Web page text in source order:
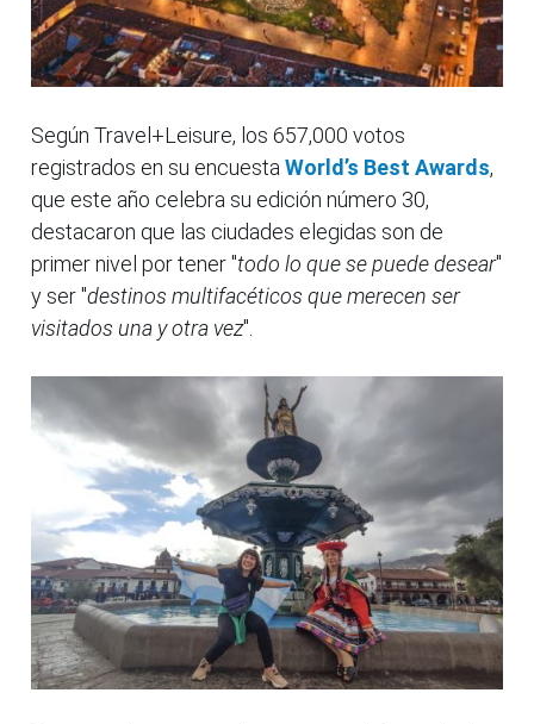
Según Travel+Leisure, los 657,000 votos
registrados en su encuesta World’s Best Awards,
que este año celebra su edición número 30,
destacaron que las ciudades elegidas son de
primer nivel por tener "todo lo que se puede desear"
y ser "destinos multifacéticos que merecen ser
visitados una y otra vez".